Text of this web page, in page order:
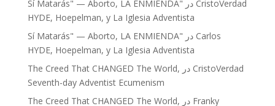
CristoVerdad در
"Sí Matarás" — Aborto, LA ENMIENDA
HYDE, Hoepelman, y La Iglesia Adventista
Carlos در
"Sí Matarás" — Aborto, LA ENMIENDA
HYDE, Hoepelman, y La Iglesia Adventista
CristoVerdad در The Creed That CHANGED The World,
Seventh-day Adventist Ecumenism
Franky در The Creed That CHANGED The World,